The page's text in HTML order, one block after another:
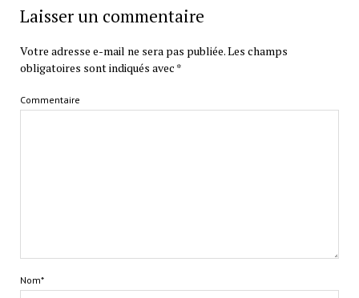
Laisser un commentaire
Votre adresse e-mail ne sera pas publiée.Les champs
obligatoires sont indiqués avec *
Commentaire
Nom*